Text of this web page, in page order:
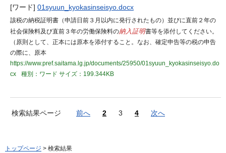
[ワード] 01syuun_kyokasinseisyo.docx
該税の納税証明書（申請日前３月以内に発行されたもの）並びに直前２年の
社会保険料及び直前３年の労働保険料の納入証明書等を添付してください。
（原則として、正本には原本を添付すること。なお、確定申告等の税の申告
の際に、原本
https://www.pref.saitama.lg.jp/documents/25950/01syuun_kyokasinseisyo.do
cx
種別：ワード サイズ：199.344KB
検索結果ページ 前へ 2 3 4 次へ
トップページ > 検索結果